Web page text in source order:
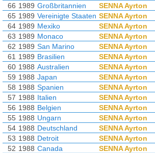
66 1989 Großbritannien SENNA Ayrton
65 1989 Vereinigte Staaten SENNA Ayrton
64 1989 Mexiko SENNA Ayrton
63 1989 Monaco SENNA Ayrton
62 1989 San Marino SENNA Ayrton
61 1989 Brasilien SENNA Ayrton
60 1988 Australien SENNA Ayrton
59 1988 Japan SENNA Ayrton
58 1988 Spanien SENNA Ayrton
57 1988 Italien SENNA Ayrton
56 1988 Belgien SENNA Ayrton
55 1988 Ungarn SENNA Ayrton
54 1988 Deutschland SENNA Ayrton
53 1988 Detroit SENNA Ayrton
52 1988 Canada SENNA Ayrton